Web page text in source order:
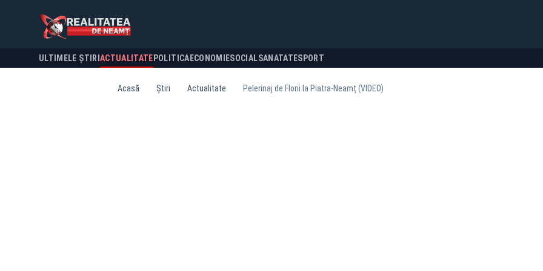
ULTIMELE ȘTIRI ACTUALITATE POLITICA ECONOMIESOCIALSANATATESPORT
Acasă Știri Actualitate Pelerinaj de Florii la Piatra-Neamț (VIDEO)